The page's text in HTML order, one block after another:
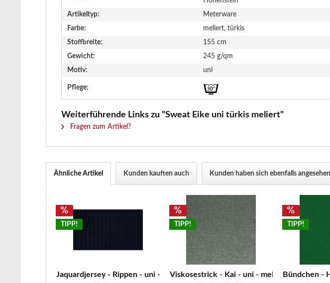
Artikeltyp:
Meterware
Farbe:
meliert, türkis
Stoffbreite:
155 cm
Gewicht:
245 g/qm
Motiv:
uni
Pflege:
Weiterführende Links zu "Sweat Eike uni türkis meliert"
Fragen zum Artikel?
Ähnliche Artikel Kunden kauften auch Kunden haben sich ebenfalls angesehen
TIPP!
Jaquardjersey - Rippen - uni - marine
TIPP!
Viskosestrick - Kai - uni - meliert - glatt...
TIPP!
Bündchen -